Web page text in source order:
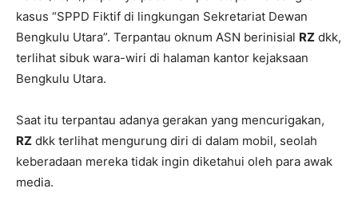
kasus “SPPD Fiktif di lingkungan Sekretariat Dewan
Bengkulu Utara”. Terpantau oknum ASN berinisial RZ dkk,
terlihat sibuk wara-wiri di halaman kantor kejaksaan
Bengkulu Utara.
Saat itu terpantau adanya gerakan yang mencurigakan,
RZ dkk terlihat mengurung diri di dalam mobil, seolah
keberadaan mereka tidak ingin diketahui oleh para awak
media.